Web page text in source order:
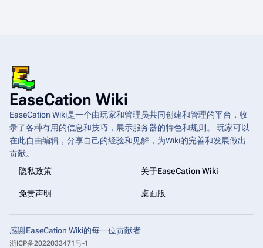
EaseCation Wiki
EaseCation Wiki是一个由玩家和管理员共同创建和管理的平台，收
录了各种有用的信息和技巧，展示服务器的特色和规则。 玩家可以
在此自由编辑，分享自己的经验和见解，为Wiki的完善和发展做出
贡献。
隐私政策
关于EaseCation Wiki
免责声明 桌面版
感谢EaseCation Wiki的每一位贡献者
浙ICP备2022033471号-1